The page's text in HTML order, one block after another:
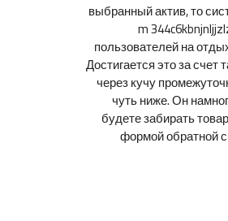
выбранный актив, то
m
пользователей на
Достигается это за
через кучу
чуть ниже. Он
будете забирать
формой обратной